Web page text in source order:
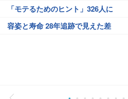
「モテるためのヒント」326人に
容姿と寿命 28年追跡で見えた差